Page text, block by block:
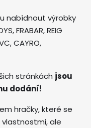
nabídnout výrobky
FRABAR, REIG
CAYRO,
stránkách jsou
dodání!
hračky, které se
ale